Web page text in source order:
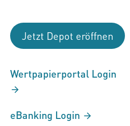
Jetzt Depot eröffnen
Wertpapierportal Login
eBanking Login